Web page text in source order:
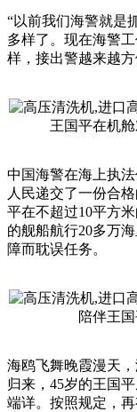
“以前我们海警就是
多样了。现在海警
样，接出警越来越
王国平在机
中国海警在海上执
人民递交了一份合
平在不超过10平方
的舰船航行20多万
障而耽误任务。
陪伴王
海鸥飞舞晚霞漫天
归来，45岁的王国
端详。按照规定，